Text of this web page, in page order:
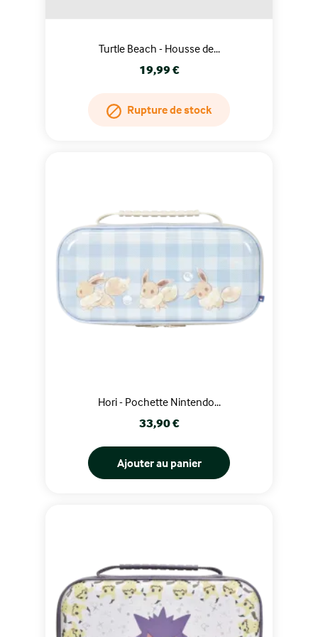
Turtle Beach - Housse de...
Prix
19,99 €
Rupture de stock
Hori - Pochette Nintendo...
Prix
33,90 €
Ajouter au panier